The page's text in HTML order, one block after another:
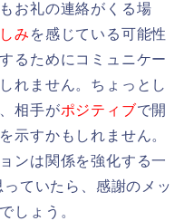
お礼の連絡がくる場
み を感じている可能性
るためにコミュニケー
れません。ちょっとし
相手がポジティブで開
示すかもしれません。
ンは関係を強化する一
ていたら、感謝のメッ
しょう。